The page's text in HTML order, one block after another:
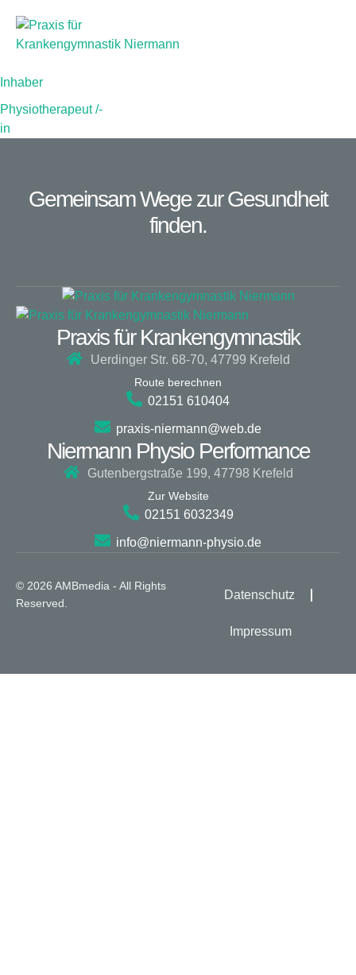
Inhaber
Home / Inhaber
Inhaber
Physiotherapeut /-
in
Gemeinsam Wege zur Gesundheit
finden.
Praxis für Krankengymnastik
Uerdinger Str. 68-70, 47799 Krefeld
Route berechnen
02151 610404
praxis-niermann@web.de
Niermann Physio Performance
Gutenbergstraße 199, 47798 Krefeld
Zur Website
02151 6032349
info@niermann-physio.de
© 2026 AMBmedia - All Rights
Reserved.
Datenschutz
Impressum